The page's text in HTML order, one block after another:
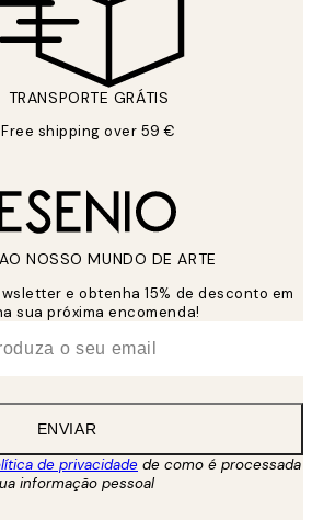
TRANSPORTE GRÁTIS
Free shipping over 59 €
NOSSO MUNDO DE ARTE
e obtenha 15% de desconto em
sua próxima encomenda!
ENVIAR
de privacidade de como é processada
informação pessoal